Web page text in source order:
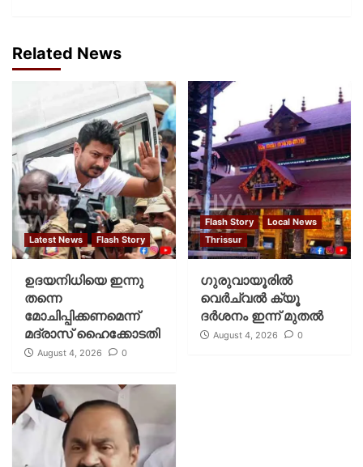
Related News
Latest News Flash Story
ഉദയനിധിയെ ഇന്നു
തന്നെ
മോചിപ്പിക്കണമെന്ന്
മദ്രാസ് ഹൈക്കോടതി
August 4, 2026 0
Flash Story
Local News
Thrissur
ഗുരുവായൂരില്‍
വെര്‍ച്വല്‍ ക്യൂ
ദര്‍ശനം ഇന്ന് മുതല്‍
August 4, 2026 0